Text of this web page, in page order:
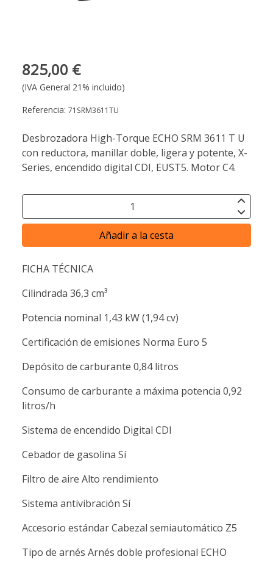
825,00 €
(IVA General 21% incluido)
Referencia: 71SRM3611TU
Desbrozadora High-Torque ECHO SRM 3611 T U
con reductora, manillar doble, ligera y potente, X-
Series, encendido digital CDI, EUST5. Motor C4.
Añadir a la cesta
FICHA TÉCNICA
Cilindrada 36,3 cm³
Potencia nominal 1,43 kW (1,94 cv)
Certificación de emisiones Norma Euro 5
Depósito de carburante 0,84 litros
Consumo de carburante a máxima potencia 0,92
litros/h
Sistema de encendido Digital CDI
Cebador de gasolina Sí
Filtro de aire Alto rendimiento
Sistema antivibración Sí
Accesorio estándar Cabezal semiautomático Z5
Tipo de arnés Arnés doble profesional ECHO